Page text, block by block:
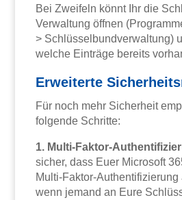
Bei Zweifeln könnt Ihr die
Verwaltung öffnen
> Schlüsselbundverwaltung)
welche Einträge bereits
Erweiterte
Für noch mehr Sicherheit
folgende Schritte:
1. Multi-Faktor-
sicher, dass Euer Microsoft
Multi-Faktor-
wenn jemand an Eure